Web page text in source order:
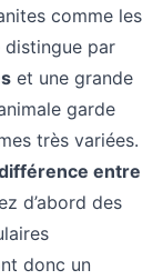
comme les
distingue par
et une grande
garde
très variées.
entre
d’abord des
donc un